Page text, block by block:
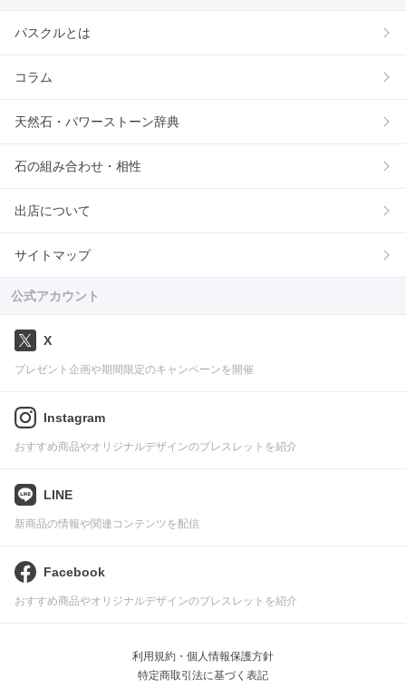
パスクルとは
コラム
天然石・パワーストーン辞典
石の組み合わせ・相性
出店について
サイトマップ
公式アカウント
X
プレゼント企画や期間限定のキャンペーンを開催
Instagram
おすすめ商品やオリジナルデザインのブレスレットを紹介
LINE
新商品の情報や関連コンテンツを配信
Facebook
おすすめ商品やオリジナルデザインのブレスレットを紹介
利用規約・個人情報保護方針
特定商取引法に基づく表記